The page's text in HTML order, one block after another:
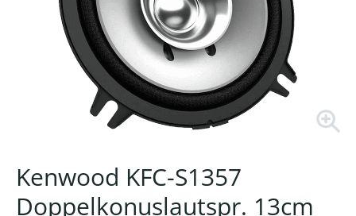
Kenwood KFC-S1357
Doppelkonuslautspr. 13cm